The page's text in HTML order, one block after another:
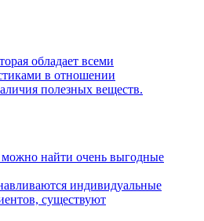
обладает всеми
в отношении
полезных веществ.
найти очень выгодные
индивидуальные
существуют